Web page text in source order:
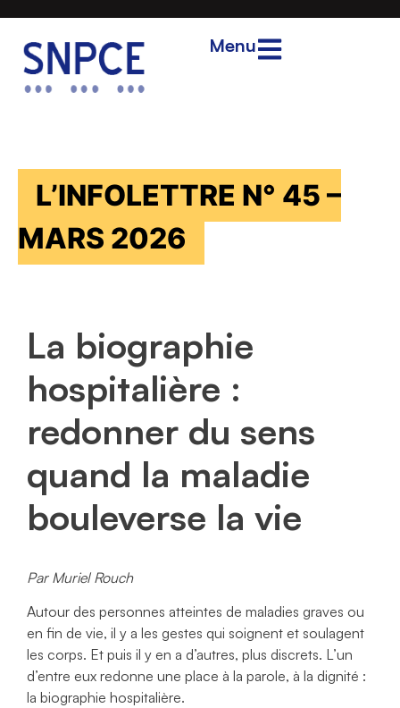
Menu
L’INFOLETTRE N° 45 –
MARS 2026
La biographie
hospitalière :
redonner du sens
quand la maladie
bouleverse la vie
Par Muriel Rouch
Autour des personnes atteintes de maladies graves ou
en fin de vie, il y a les gestes qui soignent et soulagent
les corps. Et puis il y en a d’autres, plus discrets. L’un
d’entre eux redonne une place à la parole, à la dignité :
la biographie hospitalière.